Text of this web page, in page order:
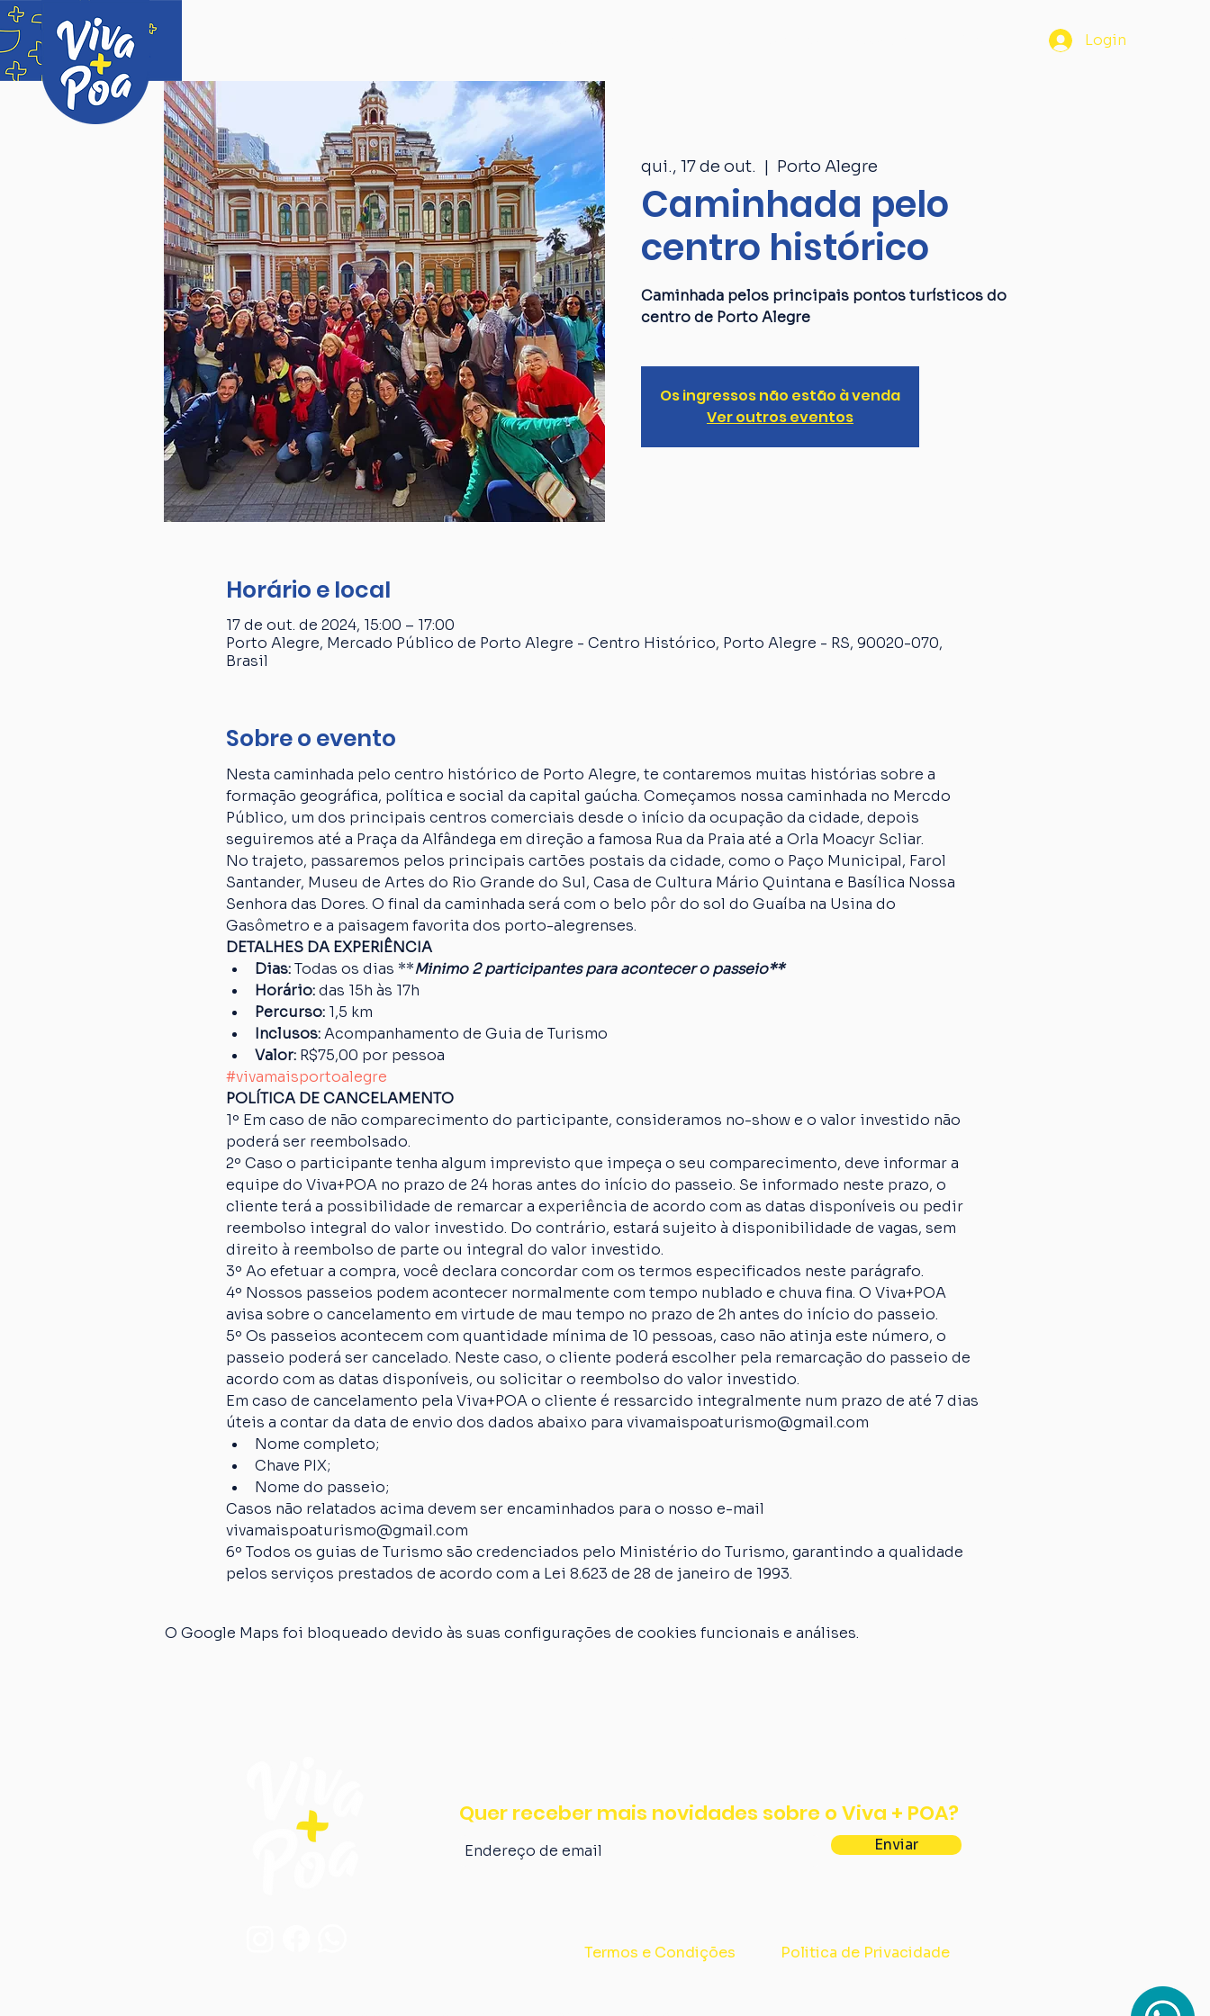
Login
qui., 17 de out.
  |
Porto Alegre
Caminhada pelo
centro histórico
Caminhada pelos principais pontos turísticos do
centro de Porto Alegre
Os ingressos não estão à venda
Ver outros eventos
Horário e local
17 de out. de 2024, 15:00 – 17:00
Porto Alegre, Mercado Público de Porto Alegre - Centro Histórico, Porto Alegre - RS, 90020-070,
Brasil
Sobre o evento
Nesta caminhada pelo centro histórico de Porto Alegre, te contaremos muitas histórias sobre a
formação geográfica, política e social da capital gaúcha. Começamos nossa caminhada no Mercdo
Público, um dos principais centros comerciais desde o início da ocupação da cidade, depois
seguiremos até a Praça da Alfândega em direção a famosa Rua da Praia até a Orla Moacyr Scliar.
No trajeto, passaremos pelos principais cartões postais da cidade, como o Paço Municipal, Farol
Santander, Museu de Artes do Rio Grande do Sul, Casa de Cultura Mário Quintana e Basílica Nossa
Senhora das Dores. O final da caminhada será com o belo pôr do sol do Guaíba na Usina do
Gasômetro e a paisagem favorita dos porto-alegrenses.
DETALHES DA EXPERIÊNCIA
Dias: Todas os dias **Minimo 2 participantes para acontecer o passeio**
Horário: das 15h às 17h
Percurso: 1,5 km
Inclusos: Acompanhamento de Guia de Turismo
Valor: R$75,00 por pessoa
#vivamaisportoalegre
POLÍTICA DE CANCELAMENTO
1º Em caso de não comparecimento do participante, consideramos no-show e o valor investido não
poderá ser reembolsado.
2º Caso o participante tenha algum imprevisto que impeça o seu comparecimento, deve informar a
equipe do Viva+POA no prazo de 24 horas antes do início do passeio. Se informado neste prazo, o
cliente terá a possibilidade de remarcar a experiência de acordo com as datas disponíveis ou pedir
reembolso integral do valor investido. Do contrário, estará sujeito à disponibilidade de vagas, sem
direito à reembolso de parte ou integral do valor investido.
3º Ao efetuar a compra, você declara concordar com os termos especificados neste parágrafo.
4º Nossos passeios podem acontecer normalmente com tempo nublado e chuva fina. O Viva+POA
avisa sobre o cancelamento em virtude de mau tempo no prazo de 2h antes do início do passeio.
5º Os passeios acontecem com quantidade mínima de 10 pessoas, caso não atinja este número, o
passeio poderá ser cancelado. Neste caso, o cliente poderá escolher pela remarcação do passeio de
acordo com as datas disponíveis, ou solicitar o reembolso do valor investido.
Em caso de cancelamento pela Viva+POA o cliente é ressarcido integralmente num prazo de até 7 dias
úteis a contar da data de envio dos dados abaixo para vivamaispoaturismo@gmail.com
Nome completo;
Chave PIX;
Nome do passeio;
Casos não relatados acima devem ser encaminhados para o nosso e-mail
vivamaispoaturismo@gmail.com
6º Todos os guias de Turismo são credenciados pelo Ministério do Turismo, garantindo a qualidade
pelos serviços prestados de acordo com a Lei 8.623 de 28 de janeiro de 1993.
O Google Maps foi bloqueado devido às suas configurações de cookies funcionais e análises.
Quer receber mais novidades sobre o Viva + POA?
Enviar
Termos e Condições Politica de Privacidade